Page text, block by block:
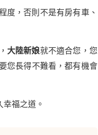
度，否則不是有房有車、
大陸新娘就不適合您，您
您長得不難看，都有機會
福之道。